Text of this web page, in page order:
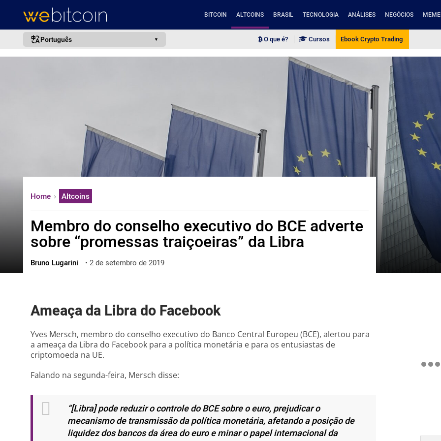
BITCOIN ALTCOINS BRASIL TECNOLOGIA ANÁLISES NEGÓCIOS
Português
한국어
العربية
ไทย
ქართული
O que é? Cursos Ebook Crypto Trading
Home Altcoins
Membro do conselho executivo do BCE adverte
sobre “promessas traiçoeiras” da Libra
Bruno Lugarini • 2 de setembro de 2019
Ameaça da Libra do Facebook
Yves Mersch, membro do conselho executivo do Banco Central Europeu (BCE), alertou para
a ameaça da Libra do Facebook para a política monetária e para os entusiastas de
criptomoeda na UE.
Falando na segunda-feira, Mersch disse:
“[Libra] pode reduzir o controle do BCE sobre o euro, prejudicar o
mecanismo de transmissão da política monetária, afetando a posição de
liquidez dos bancos da área do euro e minar o papel internacional da